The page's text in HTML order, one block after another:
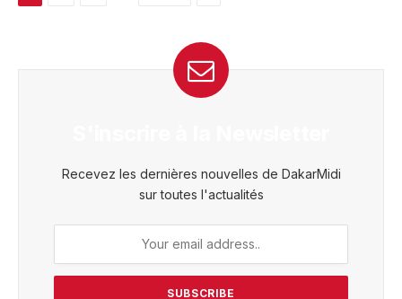
Recevez les dernières nouvelles de DakarMidi
sur toutes l'actualités